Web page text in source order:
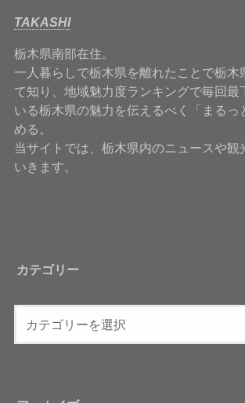
TAKASHI
栃木県南部在住。
一人暮らしで栃木県を離れたことで栃木
て知り、地域魅力度ランキングで毎回最
いる栃木県の魅力を伝えるべく「まるっ
める。
当サイトでは、栃木県内のニュースや観
いきます。
カテゴリー